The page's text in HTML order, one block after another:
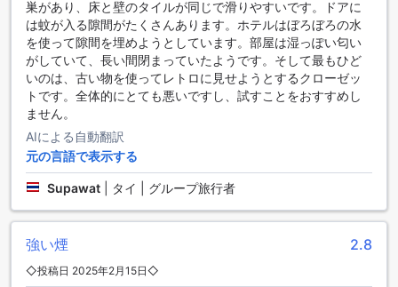
楽しめます。また、異国情緒あふれるベトナム料理のN.P.
Namnueng Vietnamese Restaurantや、アジア各国の多彩な
メニューを提供するSalima Restaurantもおすすめです。 Mae
Chan Townやチェンライ県の観光名所を訪れる際には、これ
らのレストランで地元の味を堪能してみてはいかがでしょう
か。
チェンライの宿泊料金と比較したグリーンシーズンリゾート
の料金
チェンライ市内のホテルの平均宿泊料金はおよそ26ドルから
50ドルと、非常にリーズナブルな価格帯にあります。そんな
中、The Green Season Resort Chiang Raiも同じ価格帯に位
置しており、コストパフォーマンスの高い選択肢として魅力
は、予算を抑えつつも質の高いサービスを求める旅行者にぴ
巣があり、床と壁のタイルが同じで滑りやすいです。ドアに
は蚊が入る隙間がたくさんあります。ホテルはぼろぼろの水
を使って隙間を埋めようとしています。部屋は湿っぽい匂い
がしていて、長い間閉まっていたようです。そして最もひど
いのは、古い物を使ってレトロに見せようとするクローゼッ
トです。全体的にとても悪いですし、試すことをおすすめし
ません。
AIによる自動翻訳
元の言語で表示する
Supawat タイ | グループ旅行者
強い煙 2.8
◇投稿日 2025年2月15日◇